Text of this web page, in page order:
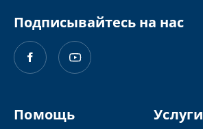
Подписывайтесь на нас
Помощь Услуги